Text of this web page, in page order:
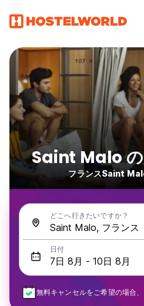
Saint Malo
フランスSaint
どこへ行きたいですか？
日付
無料キャンセルをご希望の場合